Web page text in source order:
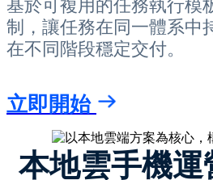
基於可複用的任務執行模
制，讓任務在同一體系中
在不同階段穩定交付。
立即開始
本地雲手機